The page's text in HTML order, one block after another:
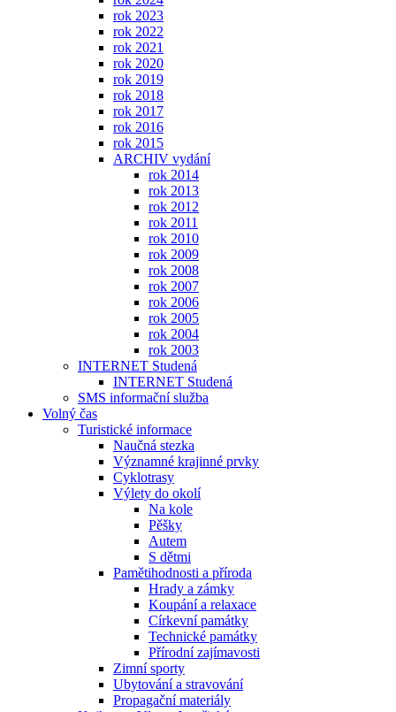
rok 2023
rok 2022
rok 2021
rok 2020
rok 2019
rok 2018
rok 2017
rok 2016
rok 2015
ARCHIV vydání
rok 2014
rok 2013
rok 2012
rok 2011
rok 2010
rok 2009
rok 2008
rok 2007
rok 2006
rok 2005
rok 2004
rok 2003
INTERNET Studená
INTERNET Studená
SMS informační služba
Volný čas
Turistické informace
Naučná stezka
Významné krajinné prvky
Cyklotrasy
Výlety do okolí
Na kole
Pěšky
Autem
S dětmi
Pamětihodnosti a příroda
Hrady a zámky
Koupání a relaxace
Církevní památky
Technické památky
Přírodní zajímavosti
Zimní sporty
Ubytování a stravování
Propagační materiály